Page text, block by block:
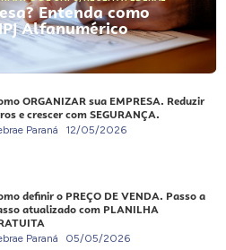
Entenda como
Alfanumérico
ORGANIZAR sua EMPRESA. Reduzir
e crescer com SEGURANÇA.
Paraná 12/05/2026
definir o PREÇO DE VENDA. Passo a
atualizado com PLANILHA
Paraná 05/05/2026